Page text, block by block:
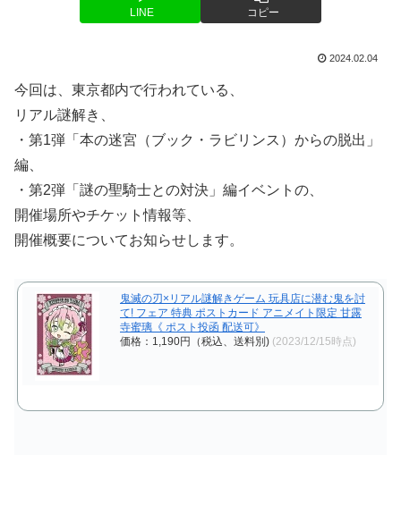
LINE コピー
2024.02.04
今回は、東京都内で行われている、
リアル謎解き、
・第1弾「本の迷宮（ブック・ラビリンス）からの脱出」
編、
・第2弾「謎の聖騎⼠との対決」編イベントの、
開催場所やチケット情報等、
開催概要についてお知らせします。
鬼滅の刃×リアル謎解きゲーム 玩具店に潜む鬼を討
て! フェア 特典 ポストカード アニメイト限定 甘露
寺蜜璃《 ポスト投函 配送可》
価格：1,190円（税込、送料別) (2023/12/15時点)